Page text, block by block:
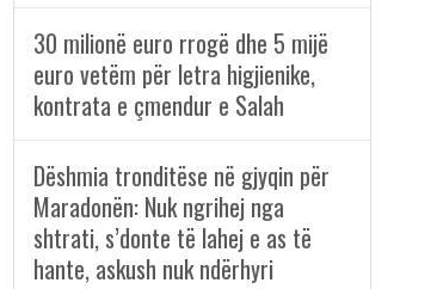
30 milionë euro rrogë dhe 5 mijë
euro vetëm për letra higjienike,
kontrata e çmendur e Salah
Dëshmia tronditëse në gjyqin për
Maradonën: Nuk ngrihej nga
shtrati, s’donte të lahej e as të
hante, askush nuk ndërhyri